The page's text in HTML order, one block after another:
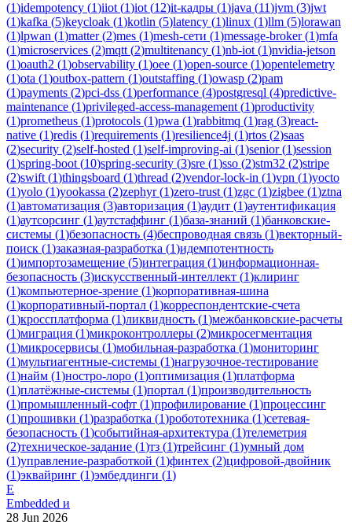
(1)idempotency (1)iiot (1)iot (12)it-кадры (1)java (11)jvm (3)jwt
(1)kafka (5)keycloak (1)kotlin (5)latency (1)linux (1)llm (5)lorawan
(1)lpwan (1)matter(2)mes (1)mesh-сети (1)message-broker(1)mfa
(1)microservices (2)mqtt (2)multitenancy (1)nb-iot (1)nvidia-jetson
(1)oauth2 (1)observability (1)oee (1)open-source (1)opentelemetry
(1)ota (1)outbox-pattern (1)outstaffing (1)owasp (2)pam
(1)payments (2)pci-dss (1)performance (4)postgresql (4)predictive-
maintenance (1)privileged-access-management (1)productivity
(1)prometheus (1)protocols (1)pwa (1)rabbitmq (1)rag (3)react-
native (1)redis (1)requirements (1)resilience4j (1)rtos (2)saas
(2)security (2)self-hosted (1)self-improving-ai (1)senior(1)session
(1)spring-boot (10)spring-security (3)sre (1)sso (2)stm32 (2)stripe
(2)swift (1)thingsboard (1)thread (2)vendor-lock-in (1)vpn (1)yocto
(1)yolo (1)yookassa (2)zephyr(1)zero-trust (1)zgc (1)zigbee (1)ztna
(1)автоматизация (3)авторизация (1)аудит (1)аутентификация
(1)аутсорсинг (1)аутстаффинг (1)база-знаний (1)банковские-
системы (1)безопасность (4)беспроводная связь (1)векторный-
поиск (1)заказная-разработка (1)идемпотентность
(1)импортозамещение (5)интеграция (1)информационная-
безопасность (3)искусственный-интеллект (1)клиринг
(1)компьютерное-зрение (1)корпоративная-шина
(1)корпоративный-портал (1)корреспондентские-счета
(1)кроссплатформа (1)ликвидность (1)межбанковские-расчеты
(1)миграция (1)микроконтроллеры (2)микросегментация
(1)микросервисы (1)мобильная-разработка (1)мониторинг
(1)мультиагентные-системы (1)нагрузочное-тестирование
(1)найм (1)ностро-лоро (1)оптимизация (1)платформа
(1)платёжные-системы (1)портал (1)производительность
(1)промышленный-софт (1)профилирование (1)процессинг
(1)прошивки (1)разработка (1)робототехника (1)сетевая-
безопасность (1)событийная-архитектура (1)телеметрия
(2)техническое-задание (1)тз (1)трейсинг (1)умный дом
(1)управление-разработкой (1)финтех (2)цифровой-двойник
(1)эквайринг (1)эмбеддинги (1)
E
Embedded и
28 Jun 2026